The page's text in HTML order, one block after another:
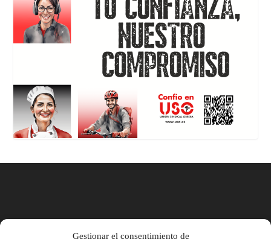
Gestionar el consentimiento de